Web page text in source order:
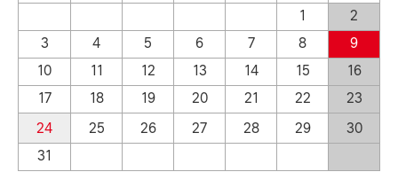
1
2
3
4 5 6 7 8
9
10
11 12 13 14 15
16
17
18 19 20 21 22
23
24
25 26 27 28 29
30
31